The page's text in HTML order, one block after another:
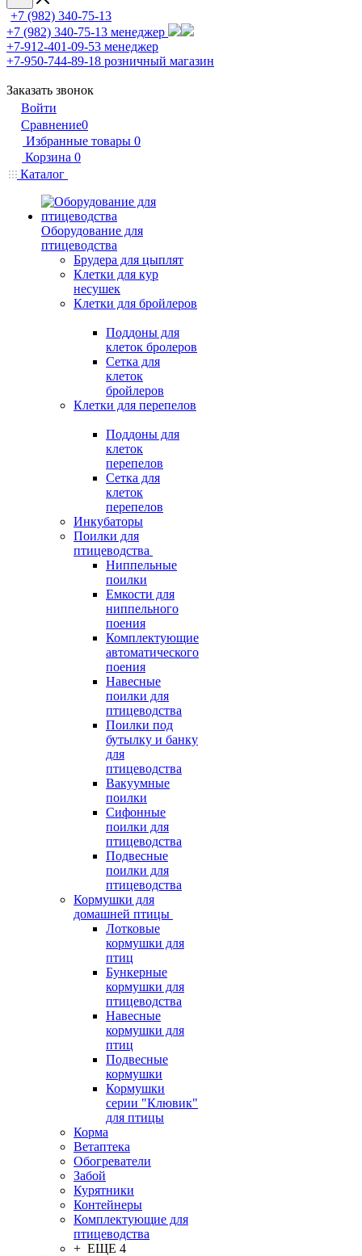
+7 (982) 340-75-13
+7 (982) 340-75-13 менеджер
+7-912-401-09-53 менеджер
+7-950-744-89-18 розничный магазин
Заказать звонок
Войти
Сравнение0
Избранные товары 0
Корзина 0
Каталог
Оборудование для
птицеводства
Брудера для цыплят
Клетки для кур
несушек
Клетки для бройлеров
Поддоны для
клеток бролеров
Сетка для
клеток
бройлеров
Клетки для перепелов
Поддоны для
клеток
перепелов
Сетка для
клеток
перепелов
Инкубаторы
Поилки для
птицеводства
Ниппельные
поилки
Емкости для
ниппельного
поения
Комплектующие
автоматического
поения
Навесные
поилки для
птицеводства
Поилки под
бутылку и банку
для
птицеводства
Вакуумные
поилки
Сифонные
поилки для
птицеводства
Подвесные
поилки для
птицеводства
Кормушки для
домашней птицы
Лотковые
кормушки для
птиц
Бункерные
кормушки для
птицеводства
Навесные
кормушки для
птиц
Подвесные
кормушки
Кормушки
серии "Клювик"
для птицы
Корма
Ветаптека
Обогреватели
Забой
Курятники
Контейнеры
Комплектующие для
птицеводства
+ ЕЩЕ 4